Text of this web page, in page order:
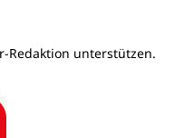
Redaktion unterstützen.